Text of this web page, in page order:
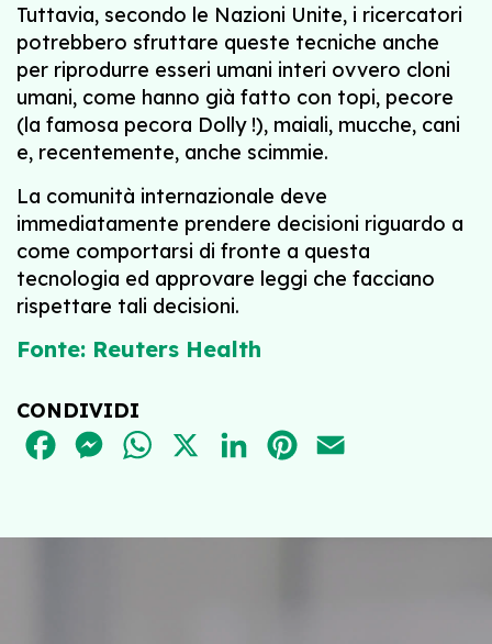
Tuttavia, secondo le Nazioni Unite, i ricercatori
potrebbero sfruttare queste tecniche anche
per riprodurre esseri umani interi ovvero cloni
umani, come hanno già fatto con topi, pecore
(la famosa pecora Dolly !), maiali, mucche, cani
e, recentemente, anche scimmie.
La comunità internazionale deve
immediatamente prendere decisioni riguardo a
come comportarsi di fronte a questa
tecnologia ed approvare leggi che facciano
rispettare tali decisioni.
Fonte: Reuters Health
CONDIVIDI
FACEBOOKMESSENGER
WHATSAPPLINKEDINPINTEREST